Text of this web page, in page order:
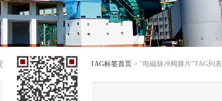
当前位置： 返回首页 TAG标签首页 > "电磁脉冲阀膜片"TAG列表